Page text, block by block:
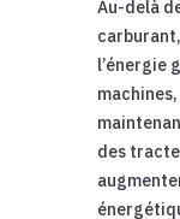
Au-delà
l’énergie
des